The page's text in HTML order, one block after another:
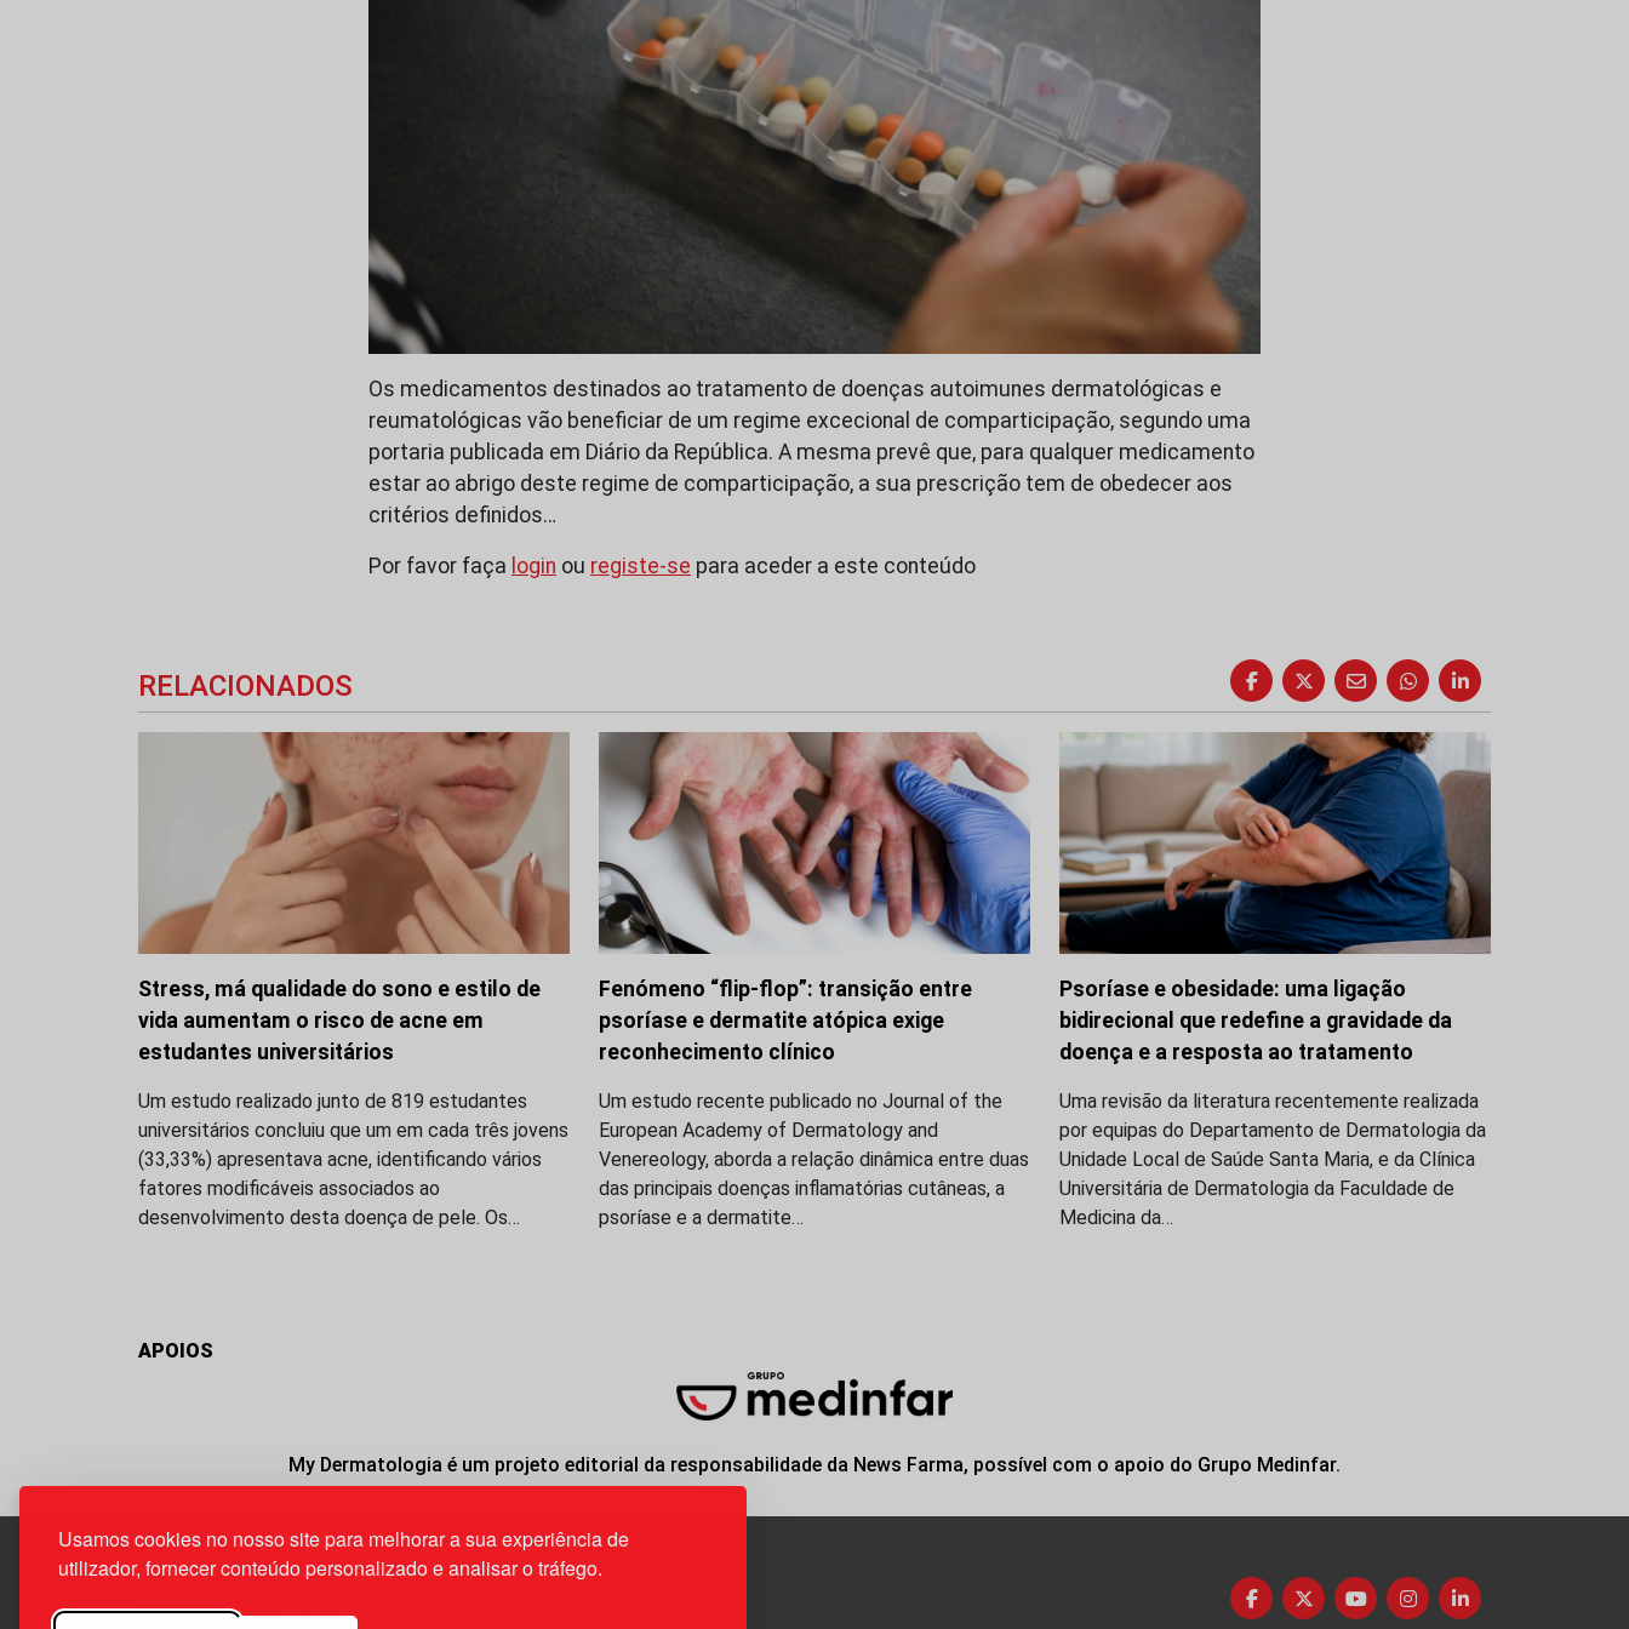
Usamos cookies no nosso site para melhorar a sua experiência de
utilizador, fornecer conteúdo personalizado e analisar o tráfego.
Os medicamentos destinados ao tratamento de doenças autoimunes dermatológicas e
reumatológicas vão beneficiar de um regime excecional de comparticipação, segundo uma
portaria publicada em Diário da República. A mesma prevê que, para qualquer medicamento
estar ao abrigo deste regime de comparticipação, a sua prescrição tem de obedecer aos
critérios definidos…
Por favor faça login ou registe-se para aceder a este conteúdo
RELACIONADOS
Stress, má qualidade do sono e estilo de
vida aumentam o risco de acne em
estudantes universitários
Um estudo realizado junto de 819 estudantes
universitários concluiu que um em cada três jovens
(33,33%) apresentava acne, identificando vários
fatores modificáveis associados ao
desenvolvimento desta doença de pele. Os…
Fenómeno “flip-flop”: transição entre
psoríase e dermatite atópica exige
reconhecimento clínico
Um estudo recente publicado no Journal of the
European Academy of Dermatology and
Venereology, aborda a relação dinâmica entre duas
das principais doenças inflamatórias cutâneas, a
psoríase e a dermatite…
Psoríase e obesidade: uma ligação
bidirecional que redefine a gravidade da
doença e a resposta ao tratamento
Uma revisão da literatura recentemente realizada
por equipas do Departamento de Dermatologia da
Unidade Local de Saúde Santa Maria, e da Clínica
Universitária de Dermatologia da Faculdade de
Medicina da…
APOIOS
My Dermatologia é um projeto editorial da responsabilidade da News Farma, possível com o apoio do Grupo Medinfar.
1800-282 Lisboa | Portugal